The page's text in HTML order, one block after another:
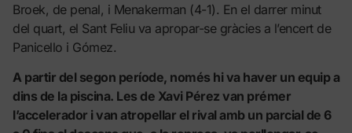
Broek, de penal, i Menakerman (4-1). En el darrer minut
del quart, el Sant Feliu va apropar-se gràcies a l’encert de
Panicello i Gómez.
A partir del segon període, només hi va haver un equip a
dins de la piscina. Les de Xavi Pérez van prémer
l’accelerador i van atropellar el rival amb un parcial de 6